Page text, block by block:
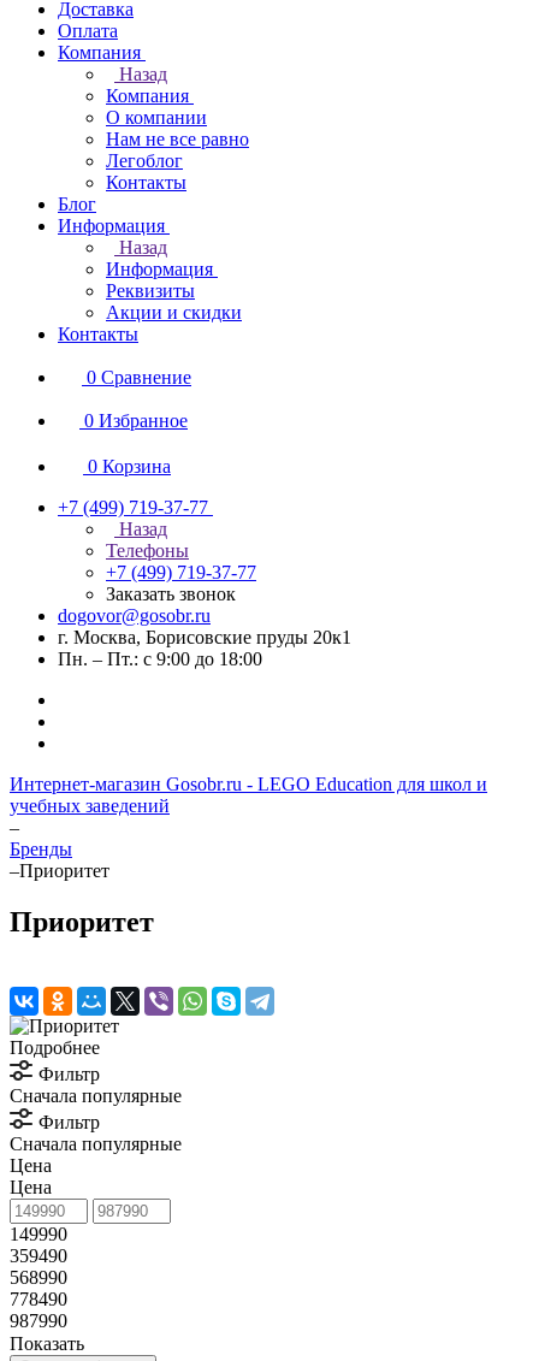
Доставка
Оплата
Компания
Назад
Компания
О компании
Нам не все равно
Легоблог
Контакты
Блог
Информация
Назад
Информация
Реквизиты
Акции и скидки
Контакты
0 Сравнение
0 Избранное
0 Корзина
+7 (499) 719-37-77
Назад
Телефоны
+7 (499) 719-37-77
Заказать звонок
dogovor@gosobr.ru
г. Москва, Борисовские пруды 20к1
Пн. – Пт.: с 9:00 до 18:00
Интернет-магазин Gosobr.ru - LEGO Education для школ и
учебных заведений
–
Бренды
–Приоритет
Приоритет
Подробнее
Фильтр
Сначала популярные
Фильтр
Сначала популярные
Цена
Цена
149990
359490
568990
778490
987990
Показать